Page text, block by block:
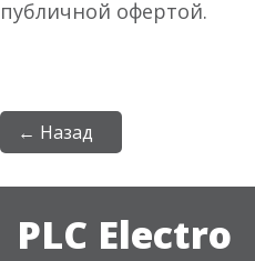
публичной офертой.
← Назад
PLC Electro